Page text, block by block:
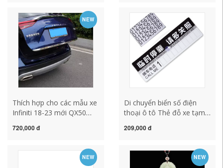
sàn da ô tô thảm taplo da
chuyền nước hoa xe hơi
cao cấp
NEW
Thích hợp cho các mẫu xe
Infiniti 18-23 mới QX50
đặc biệt lót lưng ghế văn
720,000 đ
Di chuyển biển số điện
thoại ô tô Thẻ đỗ xe tạm
chuyển ô tô giấy vật tư xe
tô áo ghế tiệc cưới
209,000 đ
NEW NEW